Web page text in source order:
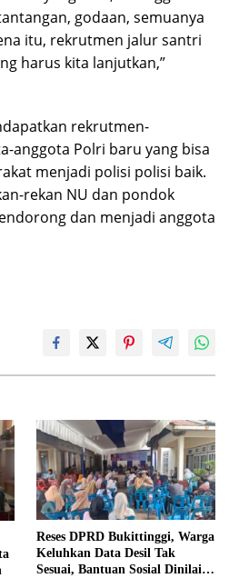
godaan, semuanya
itu, rekrutmen jalur santri
harus kita lanjutkan,”
rekrutmen-
anggota Polri baru yang bisa
menjadi polisi polisi baik.
rekan NU dan pondok
dan menjadi anggota
Reses DPRD Bukittinggi, Warga
Keluhkan Data Desil Tak
Sesuai, Bantuan Sosial Dinilai